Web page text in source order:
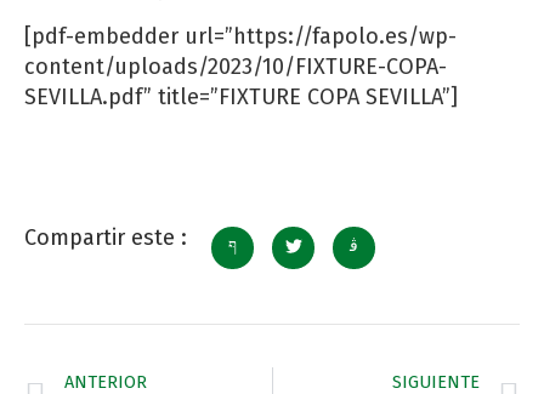
[pdf-embedder url=”https://fapolo.es/wp-
content/uploads/2023/10/FIXTURE-COPA-
SEVILLA.pdf” title=”FIXTURE COPA SEVILLA”]
Compartir este :
ANTERIOR SIGUIENTE